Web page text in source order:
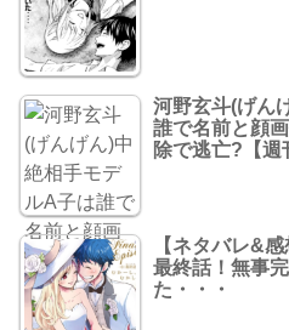
河野玄斗(げん
誰で名前と顔
除で逃亡?【週
【ネタバレ&
最終話！無事
た・・・